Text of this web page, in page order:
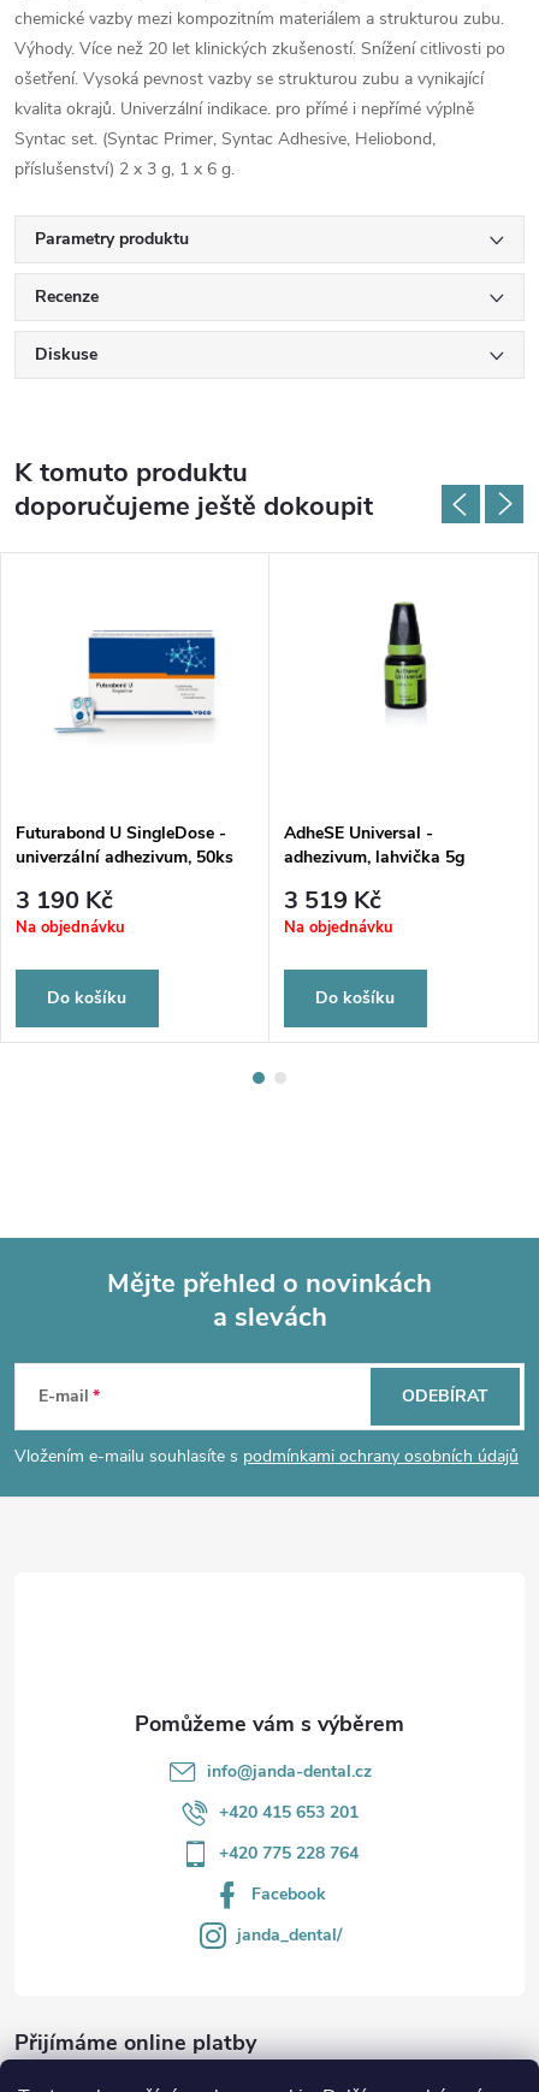
chemické vazby mezi kompozitním materiálem a strukturou zubu.
Výhody. Více než 20 let klinických zkušeností. Snížení citlivosti po
ošetření. Vysoká pevnost vazby se strukturou zubu a vynikající
kvalita okrajů. Univerzální indikace. pro přímé i nepřímé výplně
Syntac set. (Syntac Primer, Syntac Adhesive, Heliobond,
příslušenství) 2 x 3 g, 1 x 6 g.
Parametry produktu
Recenze
Diskuse
K tomuto produktu
doporučujeme ještě dokoupit
Futurabond U SingleDose -
univerzální adhezivum, 50ks
3 190 Kč
Na objednávku
Do košíku
AdheSE Universal -
adhezivum, lahvička 5g
3 519 Kč
Na objednávku
Do košíku
p
Mějte přehled o novinkách
a slevách
E-mail
Vložením e-mailu souhlasíte s podmínkami ochrany osobních údajů
ODEBÍRAT
info@janda-dental.cz
+420 415 653 201
+420 775 228 764
Facebook
janda_dental/
Přijímáme online platby